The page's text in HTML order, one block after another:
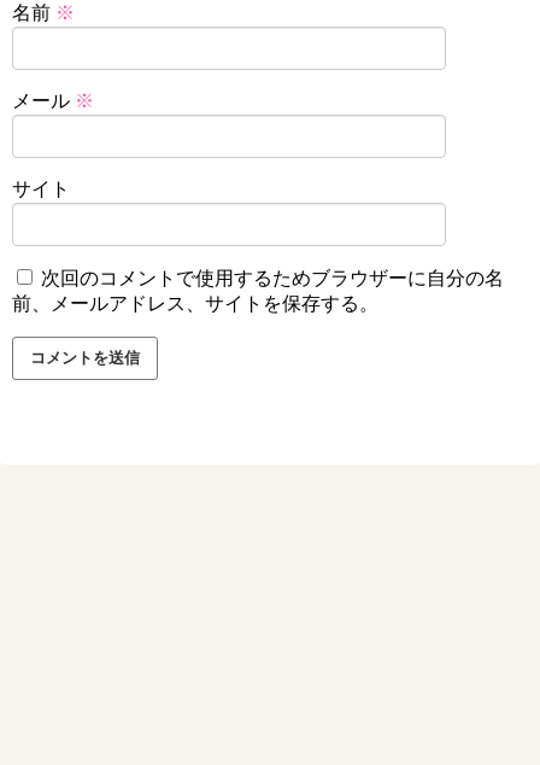
名前 ※
メール ※
サイト
次回のコメントで使用するためブラウザーに自分の名
前、メールアドレス、サイトを保存する。